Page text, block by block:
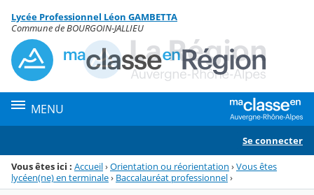
Menu de la rubrique
Contenu
Lycée Professionnel Léon GAMBETTA
Commune de BOURGOIN-JALLIEU
MENU
Se connecter
Vous êtes ici : Accueil›Orientation ou réorientation ›Vous êtes
lycéen(ne) en terminale› Baccalauréat professionnel›